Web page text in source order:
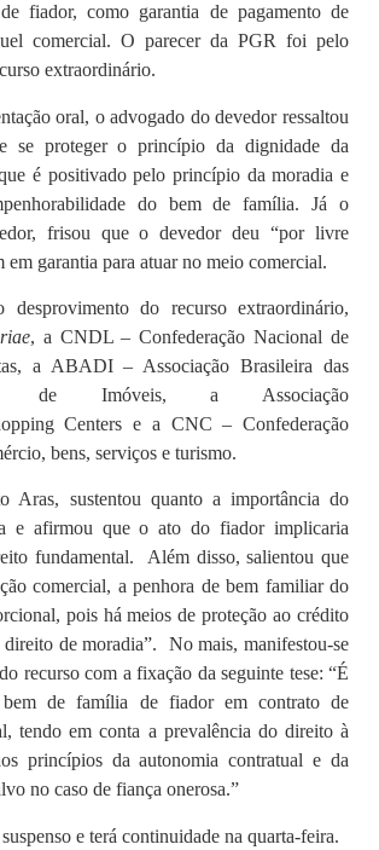
fiador, como garantia de pagamento de
comercial. O parecer da PGR foi pelo
extraordinário.
oral, o advogado do devedor ressaltou
se proteger o princípio da dignidade da
é positivado pelo princípio da moradia e
do bem de família. Já o
frisou que o devedor deu “por livre
em garantia para atuar no meio comercial.
desprovimento do recurso extraordinário,
, a CNDL – Confederação Nacional de
a ABADI – Associação Brasileira das
de Imóveis, a Associação
Centers e a CNC – Confederação
bens, serviços e turismo.
Aras, sustentou quanto a importância do
e afirmou que o ato do fiador implicaria
fundamental. Além disso, salientou que
comercial, a penhora de bem familiar do
pois há meios de proteção ao crédito
direito de moradia”. No mais, manifestou-se
recurso com a fixação da seguinte tese: “É
bem de família de fiador em contrato de
tendo em conta a prevalência do direito à
princípios da autonomia contratual e da
no caso de fiança onerosa.”
e terá continuidade na quarta-feira.